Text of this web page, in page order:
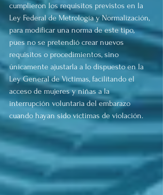
cumplieron los requisitos previstos en la
Ley Federal de Metrología y Normalización,
para modificar una norma de este tipo,
pues no se pretendió crear nuevos
requisitos o procedimientos, sino
únicamente ajustarla a lo dispuesto en la
Ley General de Víctimas, facilitando el
acceso de mujeres y niñas a la
interrupción voluntaria del embarazo
cuando hayan sido víctimas de violación.